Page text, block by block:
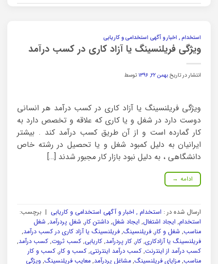
استخدام , اخبار و آگهی استخدامی و کاریابی
ویژگی فریلنسینگ یا آزاد کاری در کسب درآمد
انتشار در تاریخبهمن ۲۲, ۱۳۹۶ توسط
ویژگی فریلنسینگ یا آزاد کاری در کسب درآمد هر انسانی
دوست دارد در شغل و یا کاری که علاقه و تخصص دارد به
کار گمارده است و از آن طریق کسب درآمد کند . بیشتر
ایرانیان به دلیل کمبود شغل و یا تحصیل در رشته خاص
دانشگاهی ، به دلیل نبود بازار کار مجبور شدند […]
ادامه →
ارسال شده در : استخدام , اخبار و آگهی استخدامی و کاریابی | برچسب:
استخدام, ایجاد اشتغال, ایجاد شغل, داشتن کار, شغل پردرآمد, شغل
مناسب, شغل و کار, فریلنسینگ, فریلنسینگ یا آزاد کاری در کسب درآمد,
فریلنسینگ یا آزادکاری, کار, کار پردرآمد, کاریابی, کسب ثروت, کسب درآمد,
کسب درآمد از اینترنت, کسب درآمد اینترنتی, کسب و کار, کسب و کار
مناسب, مزایای فریلنسینگ, مشاغل پردرآمد, معایب فریلنسینگ, ویژگی